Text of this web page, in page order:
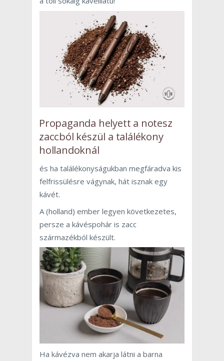
Propaganda helyett a notesz
zaccból készül a találékony
hollandoknál
és ha találékonyságukban megfáradva kis
felfrissülésre vágynak, hát isznak egy
kávét.
A (holland) ember legyen következetes,
persze a kávéspohár is zacc
származékból készült.
Ha kávézva nem akarja látni a barna